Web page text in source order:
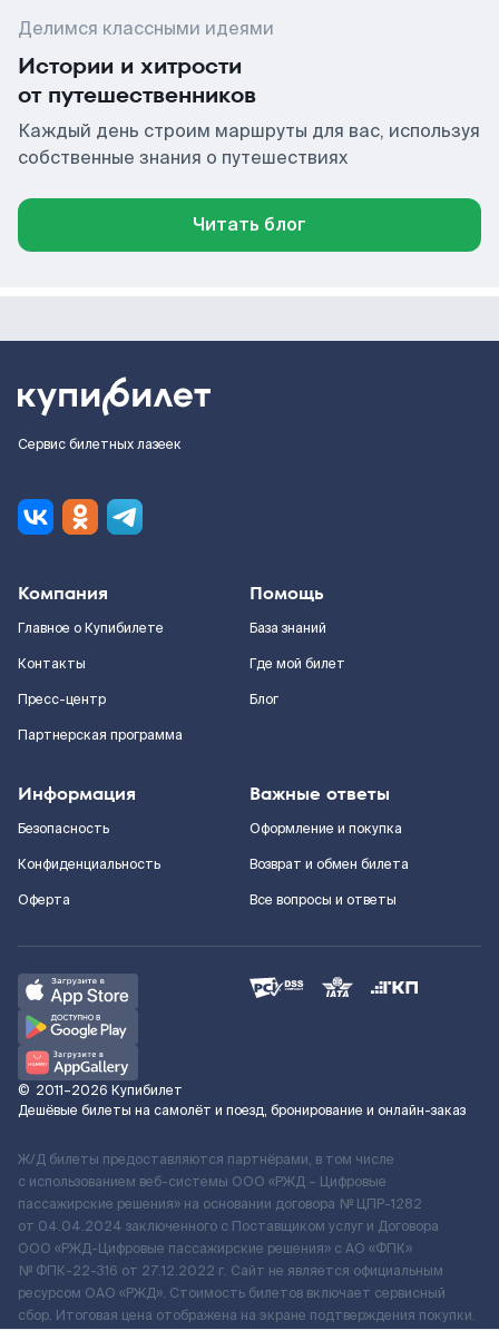
Делимся классными идеями
Истории и хитрости
от путешественников
Каждый день строим маршруты для вас, используя
собственные знания о путешествиях
Читать блог
Сервис билетных лазеек
Компания
Главное о Купибилете
Контакты
Пресс-центр
Партнерская программа
Помощь
База знаний
Где мой билет
Блог
Информация
Безопасность
Конфиденциальность
Оферта
Важные ответы
Оформление и покупка
Возврат и обмен билета
Все вопросы и ответы
© 2011–2026 Купибилет
Дешёвые билеты на самолёт и поезд, бронирование и онлайн-заказ
Ж/Д билеты предоставляются партнёрами, в том числе
с использованием веб-системы ООО «РЖД – Цифровые
пассажирские решения» на основании договора № ЦПР-1282
от 04.04.2024 заключенного с Поставщиком услуг и Договора
ООО «РЖД-Цифровые пассажирские решения» c АО «ФПК»
№ ФПК-22-316 от 27.12.2022 г. Сайт не является официальным
ресурсом ОАО «РЖД». Стоимость билетов включает сервисный
сбор. Итоговая цена отображена на экране подтверждения покупки.